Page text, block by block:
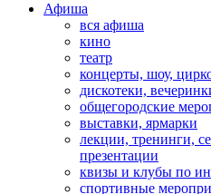
Афиша
вся афиша
кино
театр
концерты, шоу,
дискотеки,
общегородские
выставки, ярмарки
лекции, тренинги,
презентации
квизы и клубы по
спортивные